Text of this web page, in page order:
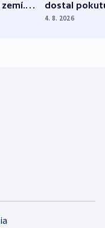
zemí.
dostal
nekalé
4. 8. 2026